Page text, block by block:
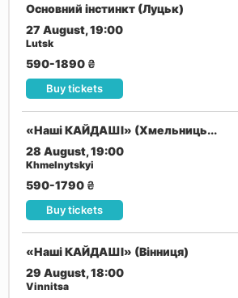
Основний інстинкт (Луцьк)
27 August, 19:00
Lutsk
590-1890 ₴
Buy tickets
«Наші КАЙДАШІ» (Хмельниць...
28 August, 19:00
Khmelnytskyi
590-1790 ₴
Buy tickets
«Наші КАЙДАШІ» (Вінниця)
29 August, 18:00
Vinnitsa